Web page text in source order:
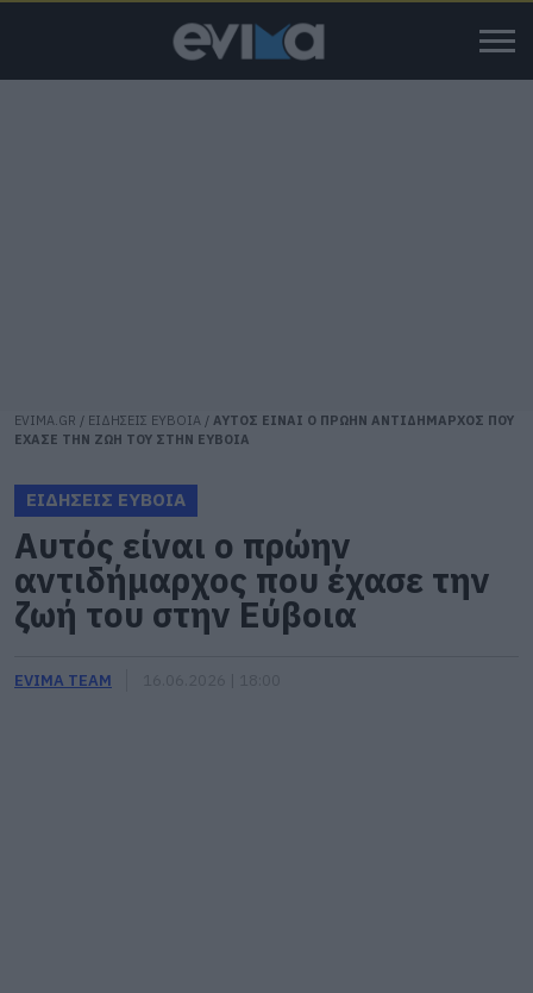
EVIMA.GR / ΕΙΔΗΣΕΙΣ ΕΥΒΟΙΑ / ΑΥΤΟΣ ΕΙΝΑΙ Ο ΠΡΩΗΝ ΑΝΤΙΔΗΜΑΡΧΟΣ ΠΟΥ
ΕΧΑΣΕ ΤΗΝ ΖΩΗ ΤΟΥ ΣΤΗΝ ΕΥΒΟΙΑ
ΕΙΔΗΣΕΙΣ ΕΥΒΟΙΑ
Αυτός είναι ο πρώην
αντιδήμαρχος που έχασε την
ζωή του στην Εύβοια
EVIMA TEAM